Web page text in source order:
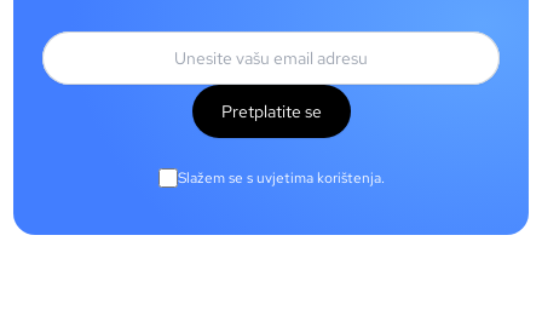
Pretplatite se
Slažem se s uvjetima korištenja.